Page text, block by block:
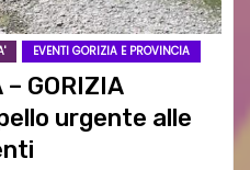
EVENTI GORIZIA E PROVINCIA
– GORIZIA
urgente alle